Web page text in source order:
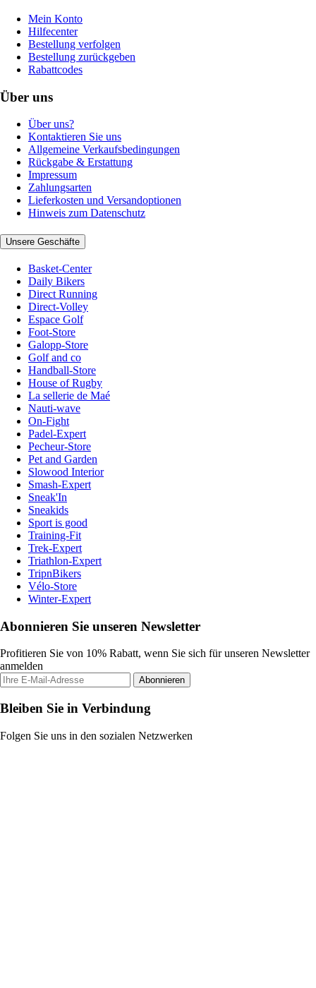
Mein Konto
Hilfecenter
Bestellung verfolgen
Bestellung zurückgeben
Rabattcodes
Über uns
Über uns?
Kontaktieren Sie uns
Allgemeine Verkaufsbedingungen
Rückgabe & Erstattung
Impressum
Zahlungsarten
Lieferkosten und Versandoptionen
Hinweis zum Datenschutz
Unsere Geschäfte
Basket-Center
Daily Bikers
Direct Running
Direct-Volley
Espace Golf
Foot-Store
Galopp-Store
Golf and co
Handball-Store
House of Rugby
La sellerie de Maé
Nauti-wave
On-Fight
Padel-Expert
Pecheur-Store
Pet and Garden
Slowood Interior
Smash-Expert
Sneak'In
Sneakids
Sport is good
Training-Fit
Trek-Expert
Triathlon-Expert
TripnBikers
Vélo-Store
Winter-Expert
Abonnieren Sie unseren Newsletter
Profitieren Sie von 10% Rabatt, wenn Sie sich für unseren Newsletter
anmelden
Abonnieren
Bleiben Sie in Verbindung
Folgen Sie uns in den sozialen Netzwerken